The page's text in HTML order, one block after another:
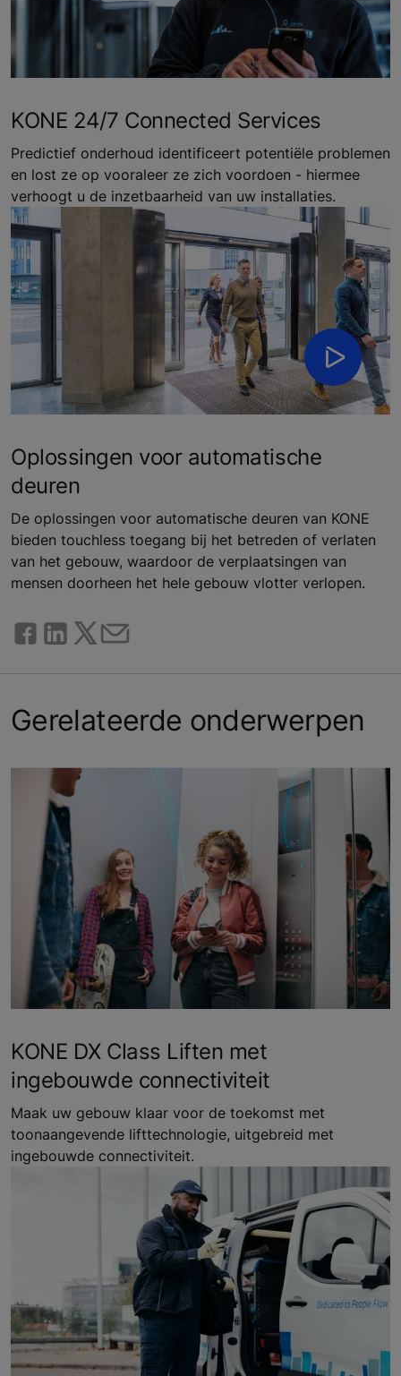
KONE 24/7 Connected Services
Predictief onderhoud identificeert potentiële problemen
en lost ze op vooraleer ze zich voordoen - hiermee
verhoogt u de inzetbaarheid van uw installaties.
Oplossingen voor automatische
deuren
De oplossingen voor automatische deuren van KONE
bieden touchless toegang bij het betreden of verlaten
van het gebouw, waardoor de verplaatsingen van
mensen doorheen het hele gebouw vlotter verlopen.
Gerelateerde onderwerpen
KONE DX Class Liften met
ingebouwde connectiviteit
Maak uw gebouw klaar voor de toekomst met
toonaangevende lifttechnologie, uitgebreid met
ingebouwde connectiviteit.